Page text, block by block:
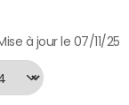
à jour le 07/11/25